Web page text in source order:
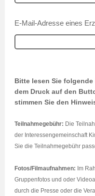
E-Mail-Adresse eines
Bitte lesen Sie
dem Druck auf den
stimmen Sie den
Teilnahmegebühr: Die
der Interessengemeinschaft
Sie die Teilnahmegebühr
Fotos/Filmaufnahmen: Im
Gruppenfotos und oder
durch die Presse oder die